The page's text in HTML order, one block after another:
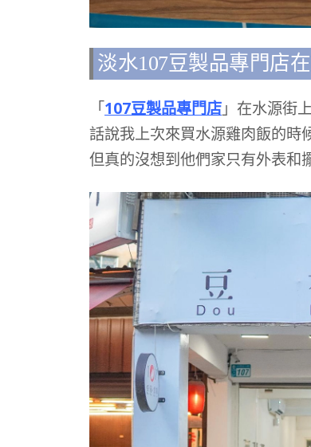
淡水107豆製品專門店
「107豆製品專門店」在水源街
話說我上次來買水源雞肉飯的時
但真的沒想到他們家只有外表和